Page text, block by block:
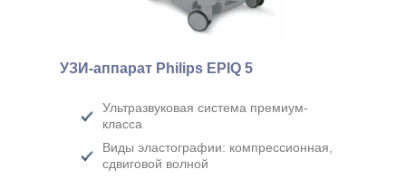
УЗИ-аппарат Philips EPIQ 5
Ультразвуковая система премиум-
класса
Виды эластографии: компрессионная,
сдвиговой волной